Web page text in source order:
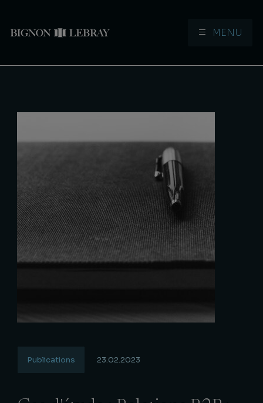
MENU
Publications 23.02.2023